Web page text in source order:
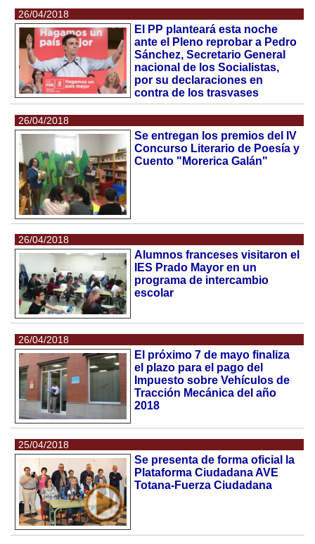
26/04/2018
El PP planteará esta noche
ante el Pleno reprobar a Pedro
Sánchez, Secretario General
nacional de los Socialistas,
por su declaraciones en
contra de los trasvases
26/04/2018
Se entregan los premios del IV
Concurso Literario de Poesía y
Cuento "Morerica Galán"
26/04/2018
Alumnos franceses visitaron el
IES Prado Mayor en un
programa de intercambio
escolar
26/04/2018
El próximo 7 de mayo finaliza
el plazo para el pago del
Impuesto sobre Vehículos de
Tracción Mecánica del año
2018
25/04/2018
Se presenta de forma oficial la
Plataforma Ciudadana AVE
Totana-Fuerza Ciudadana